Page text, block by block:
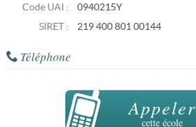
Code UAI :
0940215Y
SIRET :
219 400 801 00144
Téléphone
Appeler
cette école